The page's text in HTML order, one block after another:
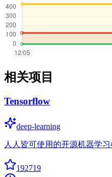
相关项目
Tensorflow
deep-learning
人人皆可使用的开源机器学习
192719